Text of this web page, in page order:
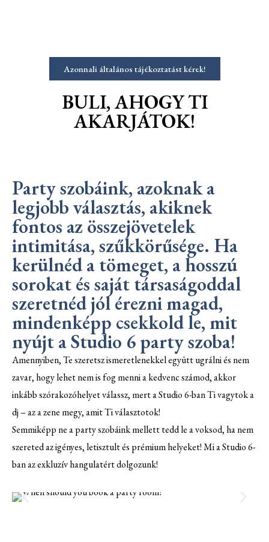
Azonnali általános tájékoztatást kérek!
BULI, AHOGY TI
AKARJÁTOK!
Party szobáink, azoknak a
legjobb választás, akiknek
fontos az összejövetelek
intimitása, szűkkörűsége. Ha
kerülnéd a tömeget, a hosszú
sorokat és saját társaságoddal
szeretnéd jól érezni magad,
mindenképp csekkold le, mit
nyújt a Studio 6 party szoba!
Amennyiben, Te szeretsz ismeretlenekkel együtt ugrálni és nem
zavar, hogy lehet nem is fog menni a kedvenc számod, akkor
inkább szórakozóhelyet válassz, mert a Studio 6-ban Ti vagytok a
dj – az a zene megy, amit Ti választotok!
Semmiképp ne a party szobáink mellett tedd le a voksod, ha nem
szereted az igényes, letisztult és prémium helyeket! Mi a Studio 6-
ban az exkluzív hangulatért dolgozunk!